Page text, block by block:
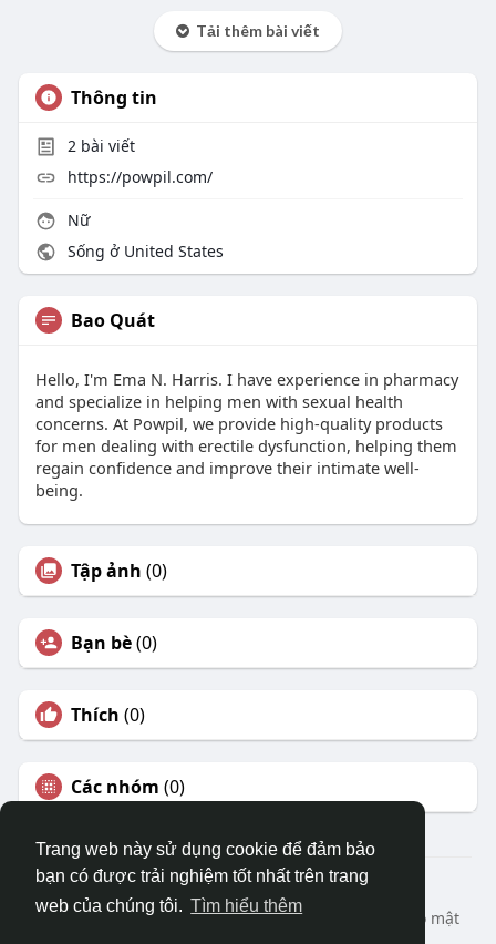
Trang web này sử dụng cookie để đảm bảo
bạn có được trải nghiệm tốt nhất trên trang
web của chúng tôi. Tìm hiểu thêm
Tải thêm bài viết
Thông tin
2bài viết
https://powpil.com/
Nữ
Sống ở United States
Bao Quát
Hello, I'm Ema N. Harris. I have experience in pharmacy
and specialize in helping men with sexual health
concerns. At Powpil, we provide high-quality products
for men dealing with erectile dysfunction, helping them
regain confidence and improve their intimate well-
being.
Tập ảnh (0)
Bạn bè(0)
Thích (0)
Các nhóm (0)
© 2026 DRVIET.COM
Nhà
Bao Quát Liên hệ chúng tôi
Chính sách bảo mật